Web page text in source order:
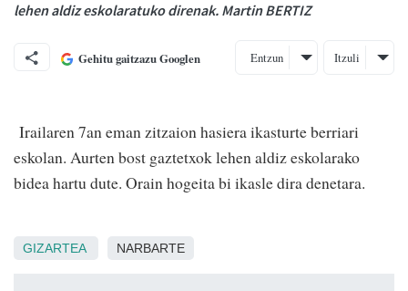
lehen aldiz eskolaratuko direnak. Martin BERTIZ
Gehitu gaitzazu Googlen Entzun Itzuli
Irailaren 7an eman zitzaion hasiera ikasturte berriari
eskolan. Aurten bost gaztetxok lehen aldiz eskolarako
bidea hartu dute. Orain hogeita bi ikasle dira denetara.
GIZARTEA NARBARTE